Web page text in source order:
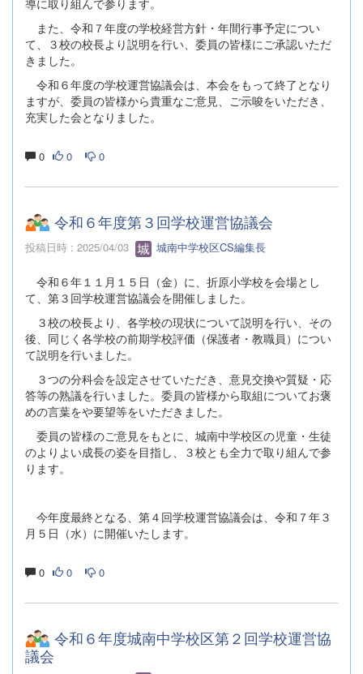
また、令和７年度の学校経営方針・年間行事予定につい
て、３校の校長より説明を行い、委員の皆様にご承認いただ
きました。
令和６年度の学校運営協議会は、本会をもって終了となり
ますが、委員の皆様から貴重なご意見、ご示唆をいただき、
充実した会となりました。
0 0 0
令和６年度第３回学校運営協議会
投稿日時 : 2025/04/03 城南中学校区CS編集長
令和６年１１月１５日（金）に、折原小学校を会場とし
て、第３回学校運営協議会を開催しました。
３校の校長より、各学校の現状について説明を行い、その
後、同じく各学校の前期学校評価（保護者・教職員）につい
て説明を行いました。
３つの分科会を設定させていただき、意見交換や質疑・応
答等の熟議を行いました。委員の皆様から取組についてお褒
めの言葉をや要望等をいただきました。
委員の皆様のご意見をもとに、城南中学校区の児童・生徒
のよりよい成長の姿を目指し、３校とも全力で取り組んで参
ります。
今年度最終となる、第４回学校運営協議会は、令和７年３
月５日（水）に開催いたします。
0 0 0
令和６年度城南中学校区第２回学校運営協
議会